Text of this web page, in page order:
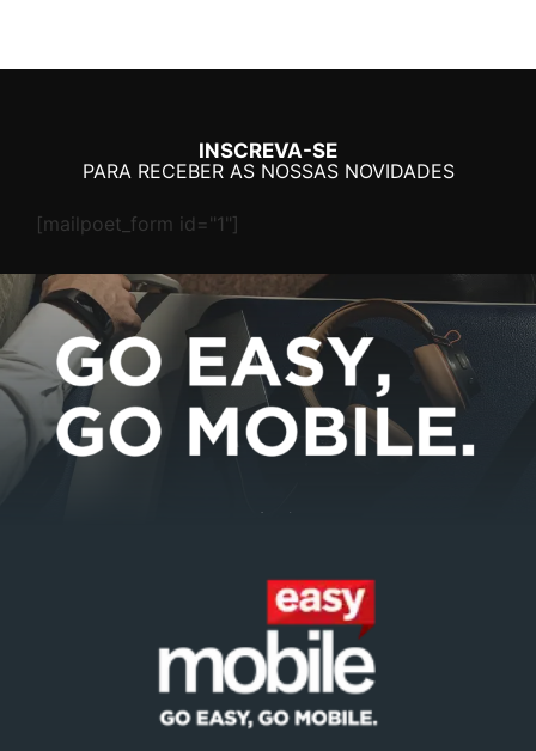
INSCREVA-SE
PARA RECEBER AS NOSSAS NOVIDADES
[mailpoet_form id="1"]